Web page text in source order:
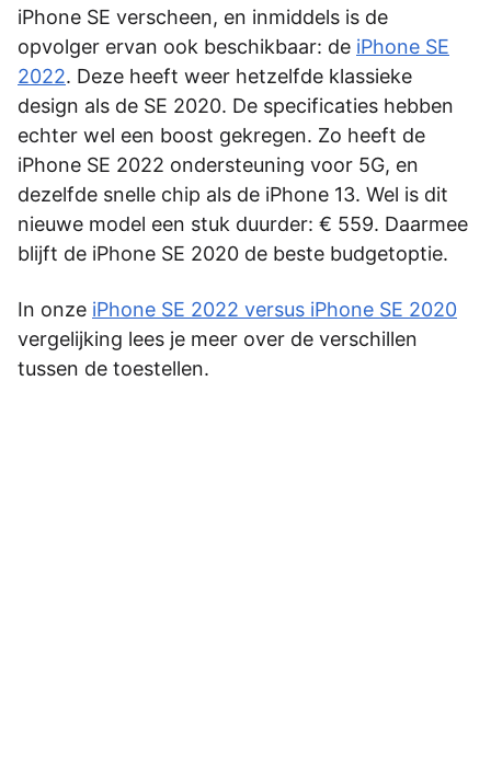
iPhone SE verscheen, en inmiddels is de
opvolger ervan ook beschikbaar: de iPhone SE
2022. Deze heeft weer hetzelfde klassieke
design als de SE 2020. De specificaties hebben
echter wel een boost gekregen. Zo heeft de
iPhone SE 2022 ondersteuning voor 5G, en
dezelfde snelle chip als de iPhone 13. Wel is dit
nieuwe model een stuk duurder: € 559. Daarmee
blijft de iPhone SE 2020 de beste budgetoptie.
In onze iPhone SE 2022 versus iPhone SE 2020
vergelijking lees je meer over de verschillen
tussen de toestellen.